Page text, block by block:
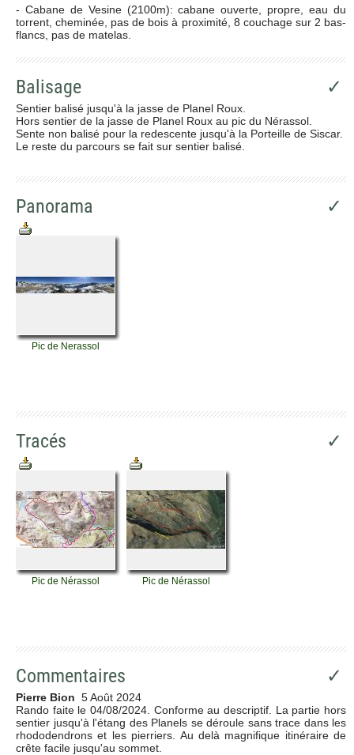
- Cabane de Vesine (2100m): cabane ouverte, propre, eau du
torrent, cheminée, pas de bois à proximité, 8 couchage sur 2 bas-
flancs, pas de matelas.
Balisage ✓
Sentier balisé jusqu'à la jasse de Planel Roux.
Hors sentier de la jasse de Planel Roux au pic du Nérassol.
Sente non balisé pour la redescente jusqu'à la Porteille de Siscar.
Le reste du parcours se fait sur sentier balisé.
Panorama ✓
Pic de Nerassol
Tracés ✓
Pic de Nérassol Pic de Nérassol
Commentaires ✓
Pierre Bion 5 Août 2024
Rando faite le 04/08/2024. Conforme au descriptif. La partie hors
sentier jusqu'à l'étang des Planels se déroule sans trace dans les
rhododendrons et les pierriers. Au delà magnifique itinéraire de
crête facile jusqu'au sommet.